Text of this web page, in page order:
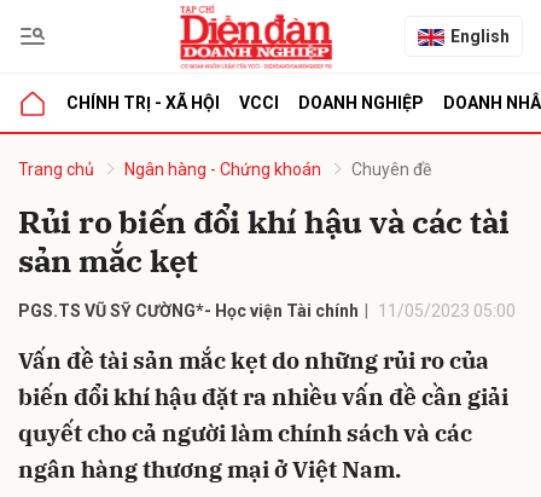
English
CHÍNH TRỊ - XÃ HỘI VCCI DOANH NGHIỆP DOANH
Trang chủ Ngân hàng - Chứng khoán Chuyên đề
Rủi ro biến đổi khí hậu và các tài
sản mắc kẹt
PGS.TS VŨ SỸ CƯỜNG*- Học viện Tài chính 11/05/2023 05:00
Vấn đề tài sản mắc kẹt do những rủi ro của
biến đổi khí hậu đặt ra nhiều vấn đề cần giải
quyết cho cả người làm chính sách và các
ngân hàng thương mại ở Việt Nam.
luận
Hủy